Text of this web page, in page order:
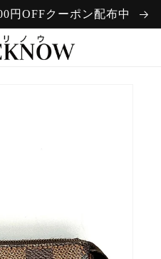
円OFFクーポン配布中